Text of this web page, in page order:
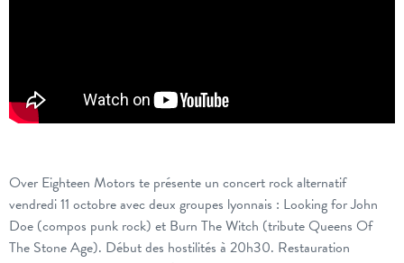
Over Eighteen Motors te présente un concert rock alternatif
vendredi 11 octobre avec deux groupes lyonnais : Looking for John
Doe (compos punk rock) et Burn The Witch (tribute Queens Of
The Stone Age). Début des hostilités à 20h30. Restauration